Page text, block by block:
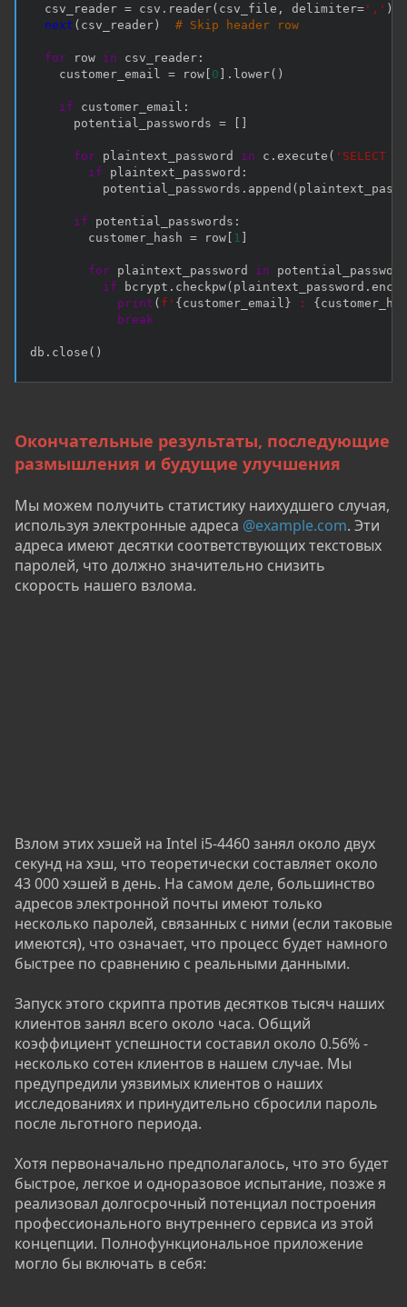
  csv_reader
= csv . reader( csv_file , delimiter= ',' )
next ( csv_reader ) # Skip header row
for row in csv_reader :
    customer_email
= row 0 . lower( )
if customer_email :
      potential_passwords
=
for plaintext_password in c . execute ( 'SELECT
if plaintext_password :
          potential_passwords
. append (
if potential_passwords :
        customer_hash
= row 1
for plaintext_password in
if bcrypt . checkpw( plaintext_password .
print ( f' { customer_email } : {
break
db . close ( )
Окончательные результаты, последующие
размышления и будущие улучшения
Мы можем получить статистику наихудшего случая,
используя электронные адреса @example.com. Эти
адреса имеют десятки соответствующих текстовых
паролей, что должно значительно снизить
скорость нашего взлома.
Взлом этих хэшей на Intel i5-4460 занял около двух
секунд на хэш, что теоретически составляет около
43 000 хэшей в день. На самом деле, большинство
адресов электронной почты имеют только
несколько паролей, связанных с ними (если таковые
имеются), что означает, что процесс будет намного
быстрее по сравнению с реальными данными.
Запуск этого скрипта против десятков тысяч наших
клиентов занял всего около часа. Общий
коэффициент успешности составил около 0.56% -
несколько сотен клиентов в нашем случае. Мы
предупредили уязвимых клиентов о наших
исследованиях и принудительно сбросили пароль
после льготного периода.
Хотя первоначально предполагалось, что это будет
быстрое, легкое и одноразовое испытание, позже я
реализовал долгосрочный потенциал построения
профессионального внутреннего сервиса из этой
концепции. Полнофункциональное приложение
могло бы включать в себя: